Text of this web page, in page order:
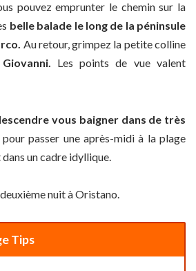
pouvez emprunter le chemin sur la
belle balade le long de la péninsule
Au retour, grimpez la petite colline
Les points de vue valent
vous baigner dans de très
pour passer une après-midi à la plage
un cadre idyllique.
nuit à Oristano.
Tips